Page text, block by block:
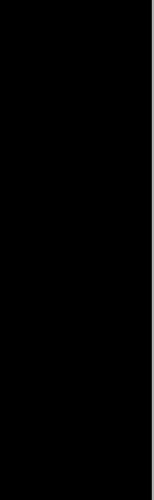
Atilano